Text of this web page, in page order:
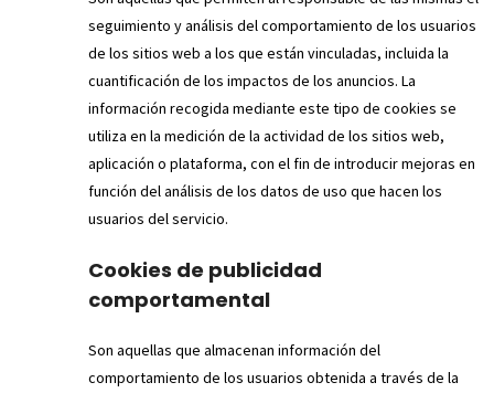
seguimiento y análisis del comportamiento de los usuarios
de los sitios web a los que están vinculadas, incluida la
cuantificación de los impactos de los anuncios. La
información recogida mediante este tipo de cookies se
utiliza en la medición de la actividad de los sitios web,
aplicación o plataforma, con el fin de introducir mejoras en
función del análisis de los datos de uso que hacen los
usuarios del servicio.
Cookies de publicidad
comportamental
Son aquellas que almacenan información del
comportamiento de los usuarios obtenida a través de la